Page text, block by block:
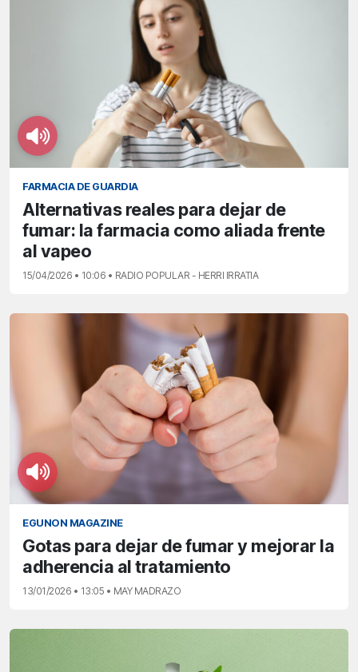
FARMACIA DE GUARDIA
Alternativas reales para dejar de
fumar: la farmacia como aliada frente
al vapeo
15/04/2026 • 10:06 • RADIO POPULAR - HERRI IRRATIA
EGUNON MAGAZINE
Gotas para dejar de fumar y mejorar la
adherencia al tratamiento
13/01/2026 • 13:05 • MAY MADRAZO